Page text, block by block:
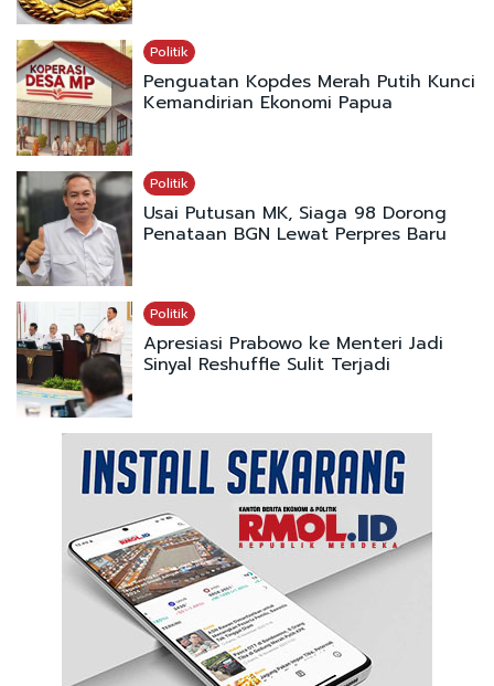
Politik
Penguatan Kopdes Merah Putih Kunci
Kemandirian Ekonomi Papua
Politik
Usai Putusan MK, Siaga 98 Dorong
Penataan BGN Lewat Perpres Baru
Politik
Apresiasi Prabowo ke Menteri Jadi
Sinyal Reshuffle Sulit Terjadi